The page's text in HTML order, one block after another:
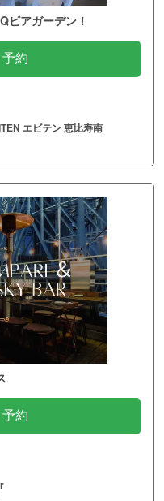
ビアガーデン！
約
エビテン 恵比寿南
約